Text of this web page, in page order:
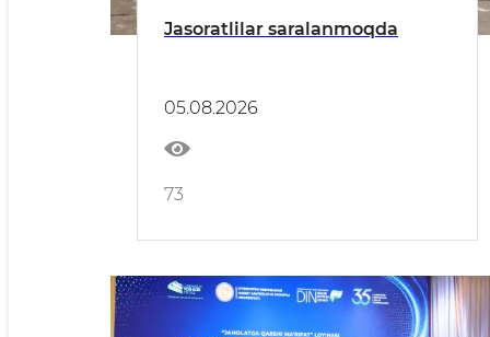
Jasoratlilar saralanmoqda
05.08.2026
73